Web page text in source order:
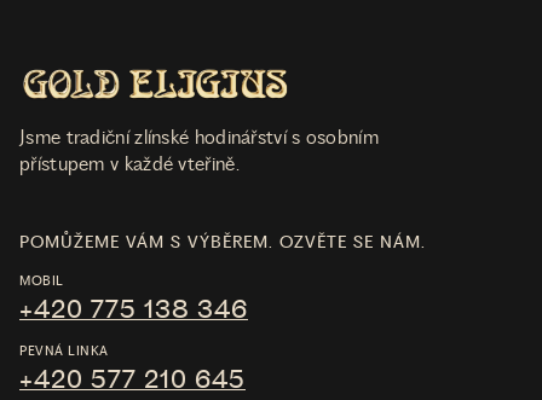
Jsme tradiční zlínské hodinářství s osobním
přístupem v každé vteřině.
POMŮŽEME VÁM S VÝBĚREM. OZVĚTE SE NÁM.
MOBIL
+420 775 138 346
PEVNÁ LINKA
+420 577 210 645